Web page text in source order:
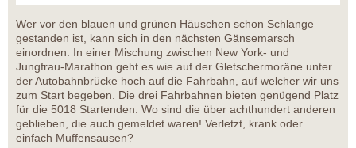
Wer vor den blauen und grünen Häuschen schon Schlange
gestanden ist, kann sich in den nächsten Gänsemarsch
einordnen. In einer Mischung zwischen New York- und
Jungfrau-Marathon geht es wie auf der Gletschermoräne unter
der Autobahnbrücke hoch auf die Fahrbahn, auf welcher wir uns
zum Start begeben. Die drei Fahrbahnen bieten genügend Platz
für die 5018 Startenden. Wo sind die über achthundert anderen
geblieben, die auch gemeldet waren! Verletzt, krank oder
einfach Muffensausen?